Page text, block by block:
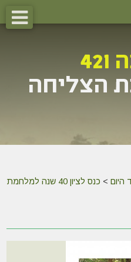
היום >
כנס לציון 40 שנה למלחמת